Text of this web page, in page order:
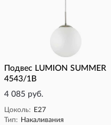
Подвес LUMION SUMMER
4543/1B
4 085 руб.
Цоколь: E27
Тип: Накаливания